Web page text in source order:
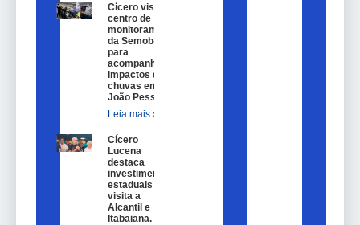
Cícero visita
centro de
monitoramento
da Semob-JP
para
acompanhar
impactos das
chuvas em
João Pessoa.
Leia mais »
Cícero
Lucena
destaca
investimentos
estaduais em
visita a
Alcantil e
Itabaiana.